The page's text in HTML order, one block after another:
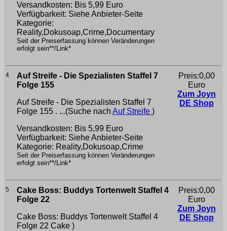
Versandkosten: Bis 5,99 Euro
Verfügbarkeit: Siehe Anbieter-Seite
Kategorie:
Reality,Dokusoap,Crime,Documentary
Seit der Preiserfassung können Veränderungen
erfolgt sein**/Link*
4
Auf Streife - Die Spezialisten Staffel 7
Folge 155
Auf Streife - Die Spezialisten Staffel 7
Folge 155 . ...(Suche nach Auf Streife )
Versandkosten: Bis 5,99 Euro
Verfügbarkeit: Siehe Anbieter-Seite
Kategorie: Reality,Dokusoap,Crime
Seit der Preiserfassung können Veränderungen
erfolgt sein**/Link*
Preis:0,00
Euro
Zum Joyn
DE Shop
5
Cake Boss: Buddys Tortenwelt Staffel 4
Folge 22
Cake Boss: Buddys Tortenwelt Staffel 4
Folge 22 Cake )
Preis:0,00
Euro
Zum Joyn
DE Shop